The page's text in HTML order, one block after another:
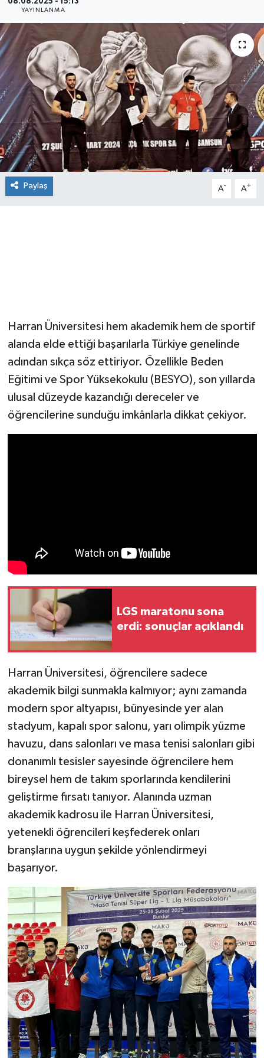
08.08.2025 - 15:13
YAYINLANMA
Paylaş A- A+
Harran Üniversitesi hem akademik hem de sportif
alanda elde ettiği başarılarla Türkiye genelinde
adından sıkça söz ettiriyor. Özellikle Beden
Eğitimi ve Spor Yüksekokulu (BESYO), son yıllarda
ulusal düzeyde kazandığı dereceler ve
öğrencilerine sunduğu imkânlarla dikkat çekiyor.
LGS maratonu sona
erdi: sonuçlar açıklandı
Harran Üniversitesi, öğrencilere sadece
akademik bilgi sunmakla kalmıyor; aynı zamanda
modern spor altyapısı, bünyesinde yer alan
stadyum, kapalı spor salonu, yarı olimpik yüzme
havuzu, dans salonları ve masa tenisi salonları gibi
donanımlı tesisler sayesinde öğrencilere hem
bireysel hem de takım sporlarında kendilerini
geliştirme fırsatı tanıyor. Alanında uzman
akademik kadrosu ile Harran Üniversitesi,
yetenekli öğrencileri keşfederek onları
branşlarına uygun şekilde yönlendirmeyi
başarıyor.